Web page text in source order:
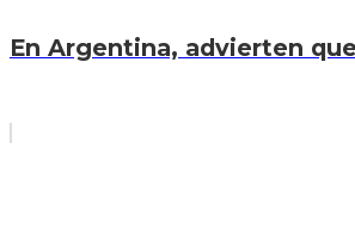
En Argentina, advierten